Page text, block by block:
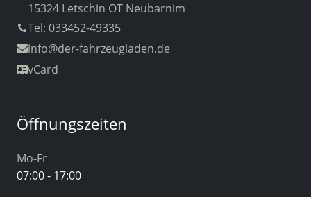
15324 Letschin OT Neubarnim
Tel: 033452-49335
info@der-fahrzeugladen.de
vCard
Öffnungszeiten
Mo-Fr
07:00 - 17:00